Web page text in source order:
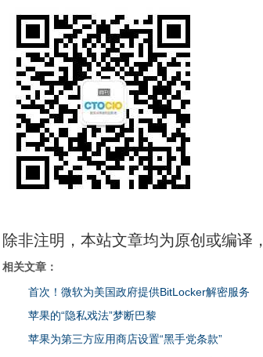
除非注明，本站文章均为原创或编译
相关文章：
首次！微软为美国政府提供BitLocker解密服务
苹果的“隐私戏法”梦断巴黎
苹果为第三方应用商店设置“黑手党条款”